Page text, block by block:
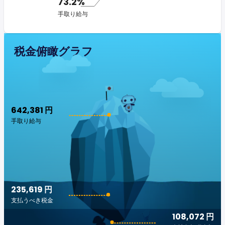
手取り給与
税金俯瞰グラフ
642,381 円
手取り給与
108,072 円
235,619 円
支払うべき税金